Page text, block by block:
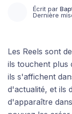
Écrit par
Dernière
Les Reels sont
ils touchent plus
ils s'affichent
d'actualité, et ils
d'apparaître